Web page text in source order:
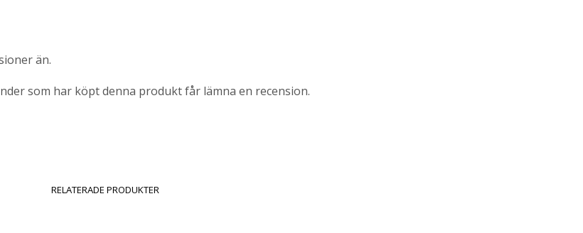
än.
som har köpt denna produkt får lämna en recension.
RELATERADE PRODUKTER